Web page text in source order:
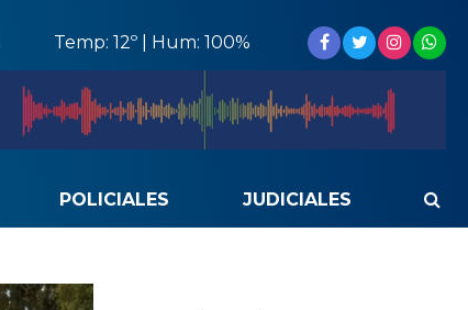
Temp: 12º | Hum: 100%
POLICIALES JUDICIALES